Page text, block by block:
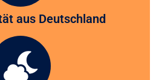
aus Deutschland